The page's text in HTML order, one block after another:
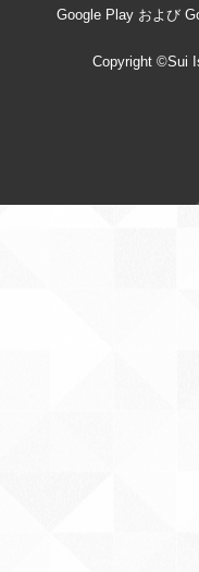
Google Play および
Copyright ©Sui